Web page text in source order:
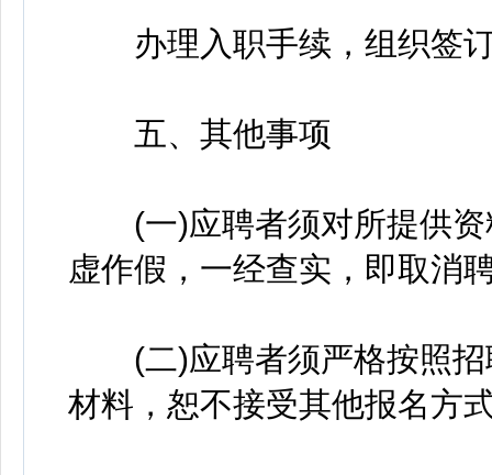
办理入职手续，组织签
五、其他事项
(一)应聘者须对所提供资
虚作假，一经查实，即取消
(二)应聘者须严格按照招
材料，恕不接受其他报名方